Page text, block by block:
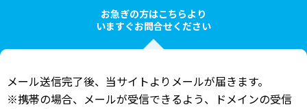
お急ぎの方はこちらより
いますぐお問合せください
メール送信完了後、当サイトよりメールが届きます。
※携帯の場合、メールが受信できるよう、ドメインの受信